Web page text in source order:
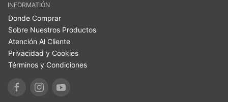
INFORMATIÓN
Donde Comprar
Sobre Nuestros Productos
Atención Al Cliente
Privacidad y Cookies
Términos y Condiciones